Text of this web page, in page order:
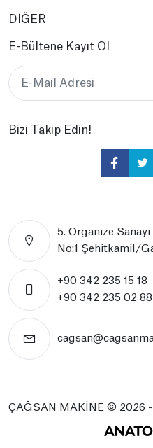
DİĞER
E-Bültene Kayıt Ol
Bizi Takip Edin!
5. Organize
No:1 Şehitkamil/
+90 342 235 15 18
+90 342 235 02 88
ÇAĞSAN MAKİNE © 2026 -